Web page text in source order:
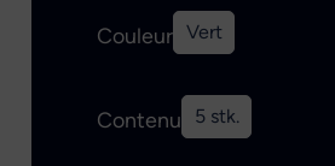
Couleur Vert
Contenu 5 stk.